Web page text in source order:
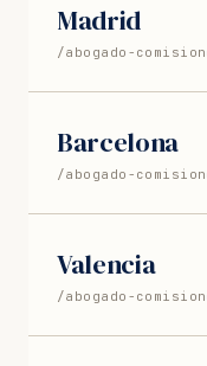
Madrid
/abogado-
Barcelona
/abogado-
Valencia
/abogado-